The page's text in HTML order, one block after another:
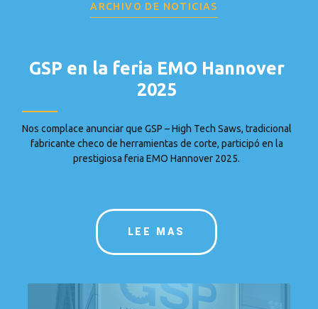
ARCHIVO DE NOTICIAS
GSP en la feria EMO Hannover
2025
Nos complace anunciar que GSP – High Tech Saws, tradicional
fabricante checo de herramientas de corte, participó en la
prestigiosa feria EMO Hannover 2025.
LEE MAS